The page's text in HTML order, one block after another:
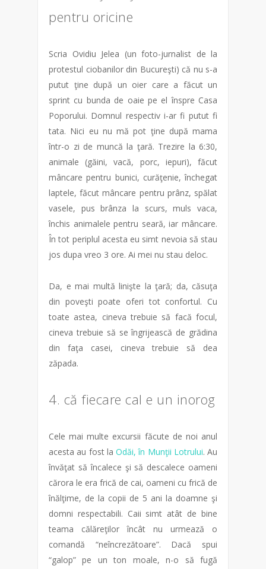
pentru oricine
Scria Ovidiu Jelea (un foto-jurnalist de la
protestul ciobanilor din Bucureşti) că nu s-a
putut ţine după un oier care a făcut un
sprint cu bunda de oaie pe el înspre Casa
Poporului. Domnul respectiv i-ar fi putut fi
tata. Nici eu nu mă pot ţine după mama
într-o zi de muncă la ţară. Trezire la 6:30,
animale (găini, vacă, porc, iepuri), făcut
mâncare pentru bunici, curăţenie, închegat
laptele, făcut mâncare pentru prânz, spălat
vasele, pus brânza la scurs, muls vaca,
închis animalele pentru seară, iar mâncare.
În tot periplul acesta eu simt nevoia să stau
jos dupa vreo 3 ore. Ai mei nu stau deloc.
Da, e mai multă linişte la ţară; da, căsuţa
din poveşti poate oferi tot confortul. Cu
toate astea, cineva trebuie să facă focul,
cineva trebuie să se îngrijească de grădina
din faţa casei, cineva trebuie să dea
zăpada.
4. că fiecare cal e un inorog
Cele mai multe excursii făcute de noi anul
acesta au fost la Odăi, în Munţii Lotrului. Au
învăţat să încalece şi să descalece oameni
cărora le era frică de cai, oameni cu frică de
înălţime, de la copii de 5 ani la doamne şi
domni respectabili. Caii simt atât de bine
teama călăreţilor încât nu urmează o
comandă “neîncrezătoare”. Dacă spui
“galop” pe un ton moale, n-o să fugă